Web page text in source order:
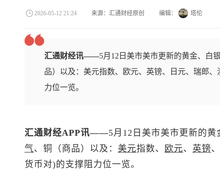
2026-05-12 21:24 来源：汇通财经原创 编辑： 塔伦
汇通财经讯——5月12日美市美市更新的黄金、白
品）以及：美元指数、欧元、英镑、日元、瑞郎
力位一览。
汇通财经APP讯——5月12日美市美市更新的黄
气、铜（商品）以及： 美元指数、 欧元、 英镑、
货币对)的支撑阻力位一览。